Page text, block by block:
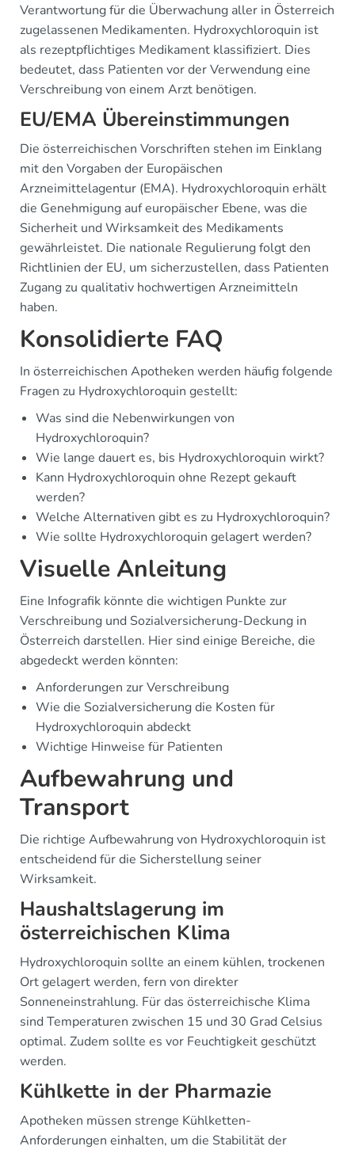
Verantwortung für die Überwachung aller in Österreich
zugelassenen Medikamenten. Hydroxychloroquin ist
als rezeptpflichtiges Medikament klassifiziert. Dies
bedeutet, dass Patienten vor der Verwendung eine
Verschreibung von einem Arzt benötigen.
EU/EMA Übereinstimmungen
Die österreichischen Vorschriften stehen im Einklang
mit den Vorgaben der Europäischen
Arzneimittelagentur (EMA). Hydroxychloroquin erhält
die Genehmigung auf europäischer Ebene, was die
Sicherheit und Wirksamkeit des Medikaments
gewährleistet. Die nationale Regulierung folgt den
Richtlinien der EU, um sicherzustellen, dass Patienten
Zugang zu qualitativ hochwertigen Arzneimitteln
haben.
Konsolidierte FAQ
In österreichischen Apotheken werden häufig folgende
Fragen zu Hydroxychloroquin gestellt:
Was sind die Nebenwirkungen von
Hydroxychloroquin?
Wie lange dauert es, bis Hydroxychloroquin wirkt?
Kann Hydroxychloroquin ohne Rezept gekauft
werden?
Welche Alternativen gibt es zu Hydroxychloroquin?
Wie sollte Hydroxychloroquin gelagert werden?
Visuelle Anleitung
Eine Infografik könnte die wichtigen Punkte zur
Verschreibung und Sozialversicherung-Deckung in
Österreich darstellen. Hier sind einige Bereiche, die
abgedeckt werden könnten:
Anforderungen zur Verschreibung
Wie die Sozialversicherung die Kosten für
Hydroxychloroquin abdeckt
Wichtige Hinweise für Patienten
Aufbewahrung und
Transport
Die richtige Aufbewahrung von Hydroxychloroquin ist
entscheidend für die Sicherstellung seiner
Wirksamkeit.
Haushaltslagerung im
österreichischen Klima
Hydroxychloroquin sollte an einem kühlen, trockenen
Ort gelagert werden, fern von direkter
Sonneneinstrahlung. Für das österreichische Klima
sind Temperaturen zwischen 15 und 30 Grad Celsius
optimal. Zudem sollte es vor Feuchtigkeit geschützt
werden.
Kühlkette in der Pharmazie
Apotheken müssen strenge Kühlketten-
Anforderungen einhalten, um die Stabilität der